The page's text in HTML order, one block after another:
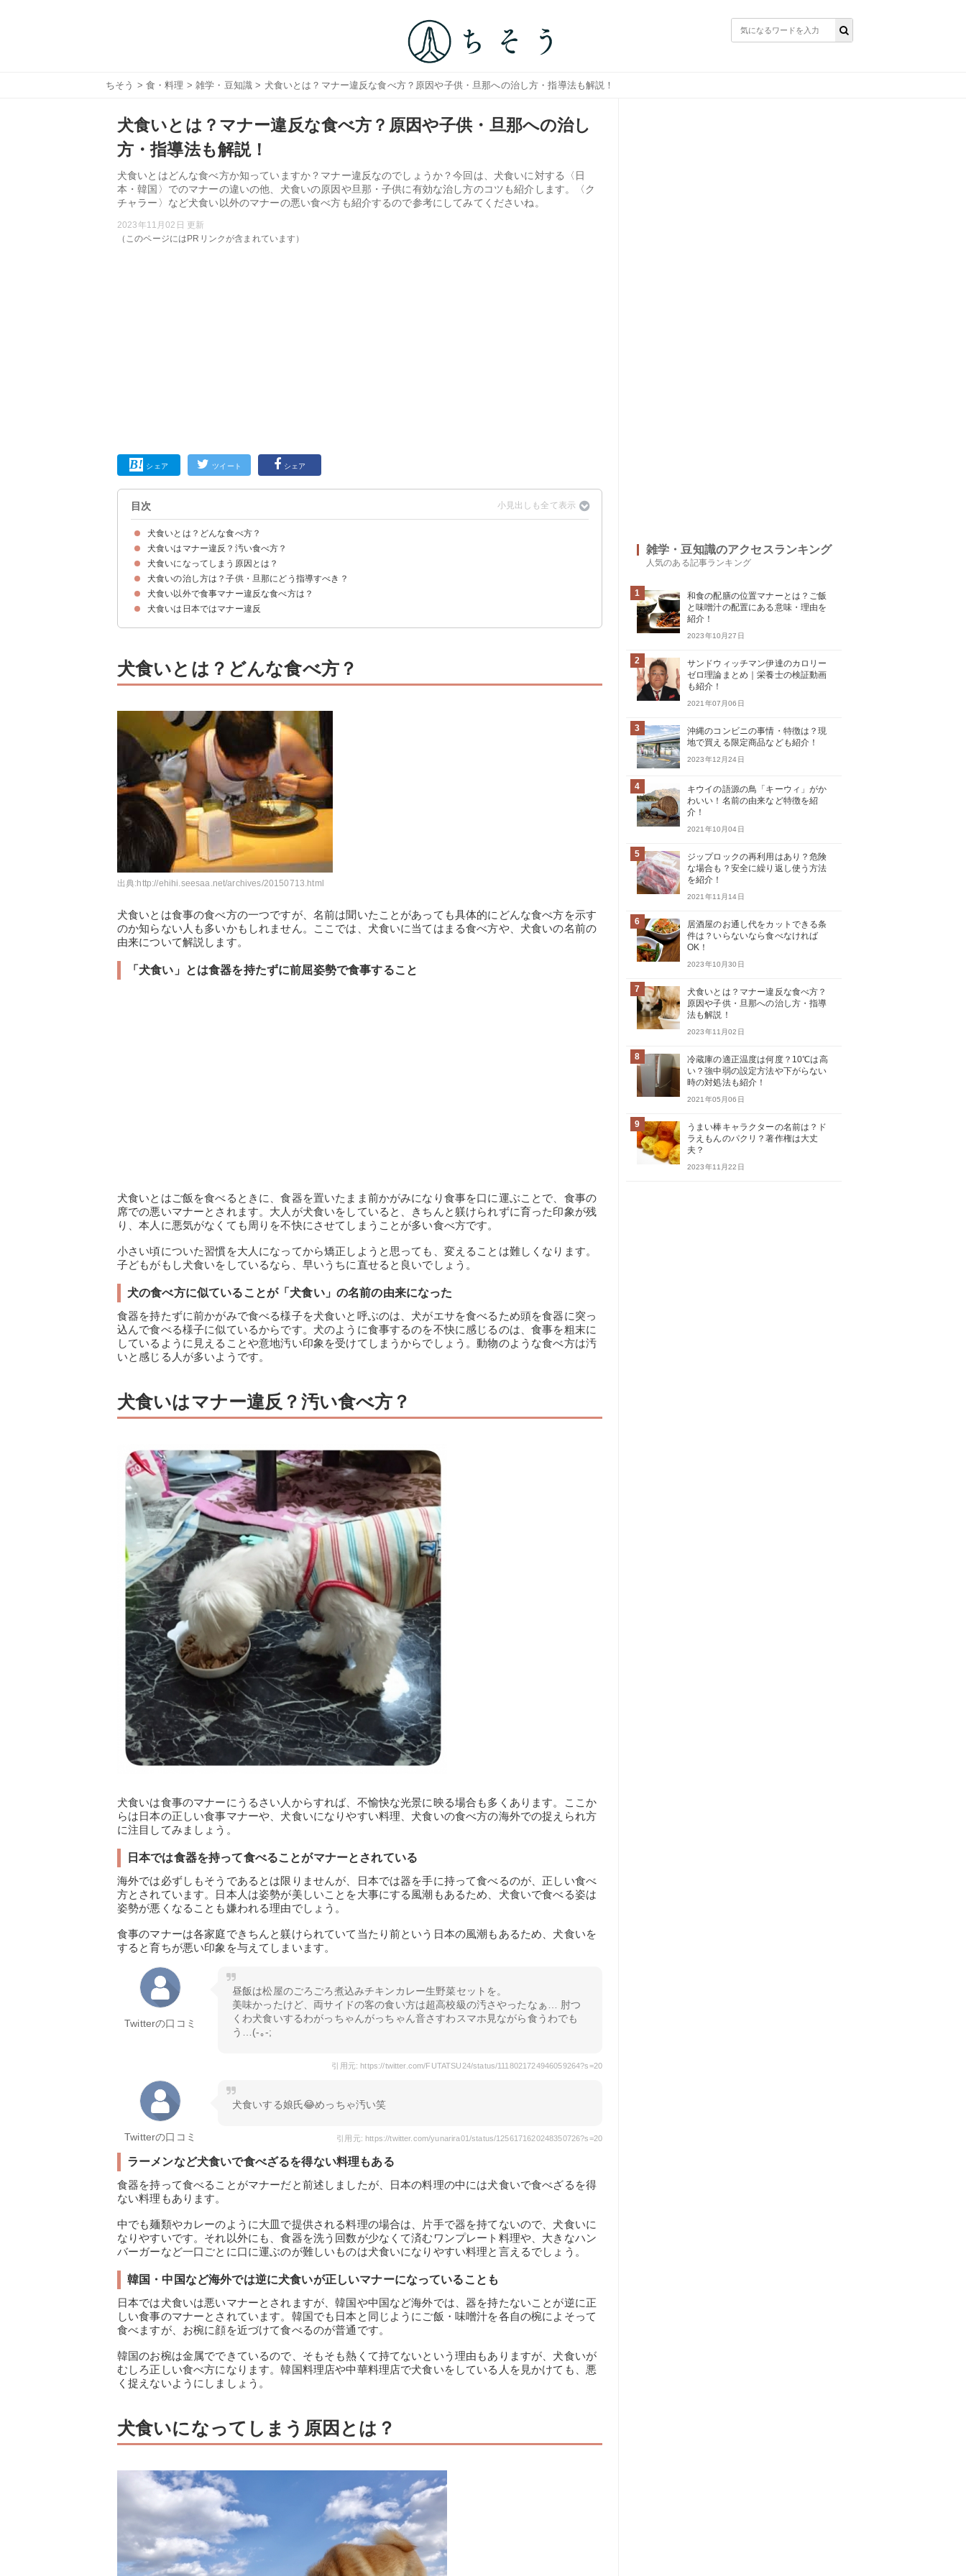
ちそう > 食・料理 >雑学・豆知識 > 犬食いとは？マナー違反な食べ方？原因や子供・旦那への治し方・指導法も解説！
犬食いとは？マナー違反な食べ方？原因や子供・旦那への治し
方・指導法も解説！
犬食いとはどんな食べ方か知っていますか？マナー違反なのでしょうか？今回は、犬食いに対する〈日
本・韓国〉でのマナーの違いの他、犬食いの原因や旦那・子供に有効な治し方のコツも紹介します。〈ク
チャラー〉など犬食い以外のマナーの悪い食べ方も紹介するので参考にしてみてくださいね。
2023年11月02日 更新
（このページにはPRリンクが含まれています）
シェア ツイート シェア
目次
犬食いとは？どんな食べ方？
「犬食い」とは食器を持たずに前屈姿勢で食事すること
犬の食べ方に似ていることが「犬食い」の名前の由来になった
犬食いはマナー違反？汚い食べ方？
日本では食器を持って食べることがマナーとされている
ラーメンなど犬食いで食べざるを得ない料理もある
韓国・中国など海外では逆に犬食いが正しいマナーになっていることも
犬食いになってしまう原因とは？
①椅子・テーブルの高さが悪い
②スマホ・テレビなどのせいで姿勢が悪くなっている
③箸を正しく使えない
④親が犬食いの姿勢で食べる習慣がある
⑤普段から姿勢が悪い
⑥持ちにくい大きさの皿が原因
犬食いの治し方は？子供・旦那にどう指導すべき？
①椅子・テーブルの位置を調整する
②箸を正しく持てるように矯正する
③姿勢を正して食べる習慣をつける
④食事中はテレビやスマホを使用禁止にする
⑤食べ方を動画で撮る
⑥一回で口に運ぶ量を見直す
犬食い以外で食事マナー違反な食べ方は？
①ながら食べ
②くちゃくちゃと音を立てて食べる
③テーブルに肘をついて食べる
④箸の持ち方、使い方がおかしい
⑤咀嚼しながらしゃべる
⑥食後のお皿が汚い
犬食いは日本ではマナー違反
犬食いとは？どんな食べ方？
出典:http://ehihi.seesaa.net/archives/20150713.html
犬食いとは食事の食べ方の一つですが、名前は聞いたことがあっても具体的にどんな食べ方を示す
のか知らない人も多いかもしれません。ここでは、犬食いに当てはまる食べ方や、犬食いの名前の
由来について解説します。
「犬食い」とは食器を持たずに前屈姿勢で食事すること
犬食いとはご飯を食べるときに、食器を置いたまま前かがみになり食事を口に運ぶことで、食事の
席での悪いマナーとされます。大人が犬食いをしていると、きちんと躾けられずに育った印象が残
り、本人に悪気がなくても周りを不快にさせてしまうことが多い食べ方です。
小さい頃についた習慣を大人になってから矯正しようと思っても、変えることは難しくなります。
子どもがもし犬食いをしているなら、早いうちに直せると良いでしょう。
犬の食べ方に似ていることが「犬食い」の名前の由来になった
食器を持たずに前かがみで食べる様子を犬食いと呼ぶのは、犬がエサを食べるため頭を食器に突っ
込んで食べる様子に似ているからです。犬のように食事するのを不快に感じるのは、食事を粗末に
しているように見えることや意地汚い印象を受けてしまうからでしょう。動物のような食べ方は汚
いと感じる人が多いようです。
犬食いはマナー違反？汚い食べ方？
犬食いは食事のマナーにうるさい人からすれば、不愉快な光景に映る場合も多くあります。ここか
らは日本の正しい食事マナーや、犬食いになりやすい料理、犬食いの食べ方の海外での捉えられ方
に注目してみましょう。
日本では食器を持って食べることがマナーとされている
海外では必ずしもそうであるとは限りませんが、日本では器を手に持って食べるのが、正しい食べ
方とされています。日本人は姿勢が美しいことを大事にする風潮もあるため、犬食いで食べる姿は
姿勢が悪くなることも嫌われる理由でしょう。
食事のマナーは各家庭できちんと躾けられていて当たり前という日本の風潮もあるため、犬食いを
すると育ちが悪い印象を与えてしまいます。
Twitterの口コミ
昼飯は松屋のごろごろ煮込みチキンカレー生野菜セットを。
美味かったけど、両サイドの客の食い方は超高校級の汚さやったなぁ… 肘つ
くわ犬食いするわがっちゃんがっちゃん音さすわスマホ見ながら食うわでも
う…(-｡-;
引用元: https://twitter.com/FUTATSU24/status/1118021724946059264?s=20
Twitterの口コミ
犬食いする娘氏😂めっちゃ汚い笑
引用元: https://twitter.com/yunarira01/status/1256171620248350726?s=20
ラーメンなど犬食いで食べざるを得ない料理もある
食器を持って食べることがマナーだと前述しましたが、日本の料理の中には犬食いで食べざるを得
ない料理もあります。
中でも麺類やカレーのように大皿で提供される料理の場合は、片手で器を持てないので、犬食いに
なりやすいです。それ以外にも、食器を洗う回数が少なくて済むワンプレート料理や、大きなハン
バーガーなど一口ごとに口に運ぶのが難しいものは犬食いになりやすい料理と言えるでしょう。
韓国・中国など海外では逆に犬食いが正しいマナーになっていることも
日本では犬食いは悪いマナーとされますが、韓国や中国など海外では、器を持たないことが逆に正
しい食事のマナーとされています。韓国でも日本と同じようにご飯・味噌汁を各自の椀によそって
食べますが、お椀に顔を近づけて食べるのが普通です。
韓国のお椀は金属でできているので、そもそも熱くて持てないという理由もありますが、犬食いが
むしろ正しい食べ方になります。韓国料理店や中華料理店で犬食いをしている人を見かけても、悪
く捉えないようにしましょう。
犬食いになってしまう原因とは？
雑学・豆知識のアクセスランキング
人気のある記事ランキング
1
和食の配膳の位置マナーとは？ご飯
と味噌汁の配置にある意味・理由を
紹介！
2023年10月27日
2
サンドウィッチマン伊達のカロリー
ゼロ理論まとめ｜栄養士の検証動画
も紹介！
2021年07月06日
3
沖縄のコンビニの事情・特徴は？現
地で買える限定商品なども紹介！
2023年12月24日
4
キウイの語源の鳥「キーウィ」がか
わいい！名前の由来など特徴を紹
介！
2021年10月04日
5
ジップロックの再利用はあり？危険
な場合も？安全に繰り返し使う方法
を紹介！
2021年11月14日
6
居酒屋のお通し代をカットできる条
件は？いらないなら食べなければ
OK！
2023年10月30日
7
犬食いとは？マナー違反な食べ方？
原因や子供・旦那への治し方・指導
法も解説！
2023年11月02日
8
冷蔵庫の適正温度は何度？10℃は高
い？強中弱の設定方法や下がらない
時の対処法も紹介！
2021年05月06日
9
うまい棒キャラクターの名前は？ド
ラえもんのパクリ？著作権は大丈
夫？
2023年11月22日